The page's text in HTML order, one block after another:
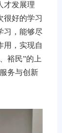
才发展理
很好的学习
习，能够尽
用，实现自
裕民”的上
务与创新